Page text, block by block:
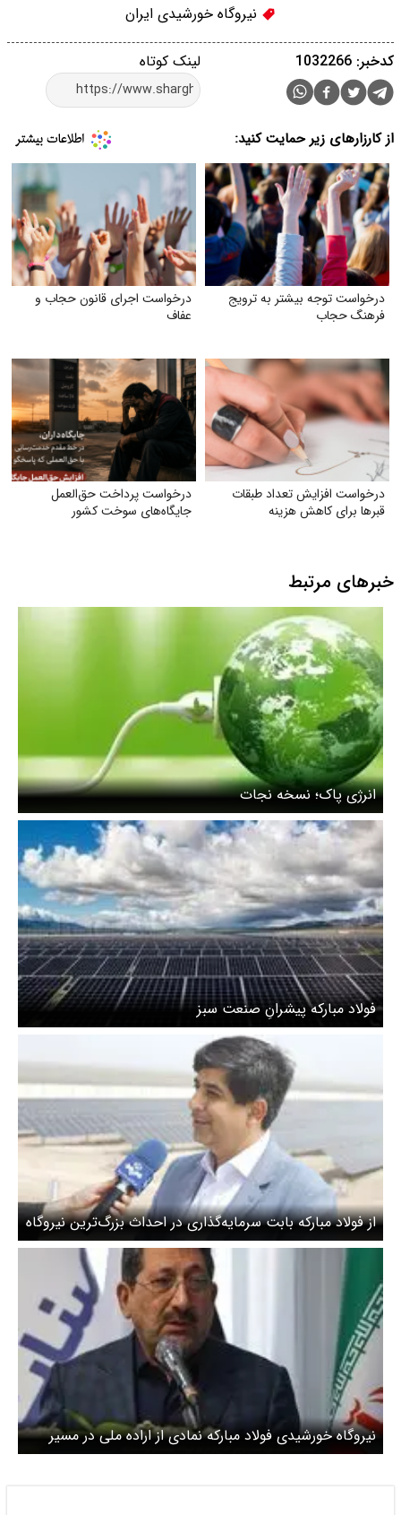
نیروگاه خورشیدی ایران
لینک کوتاه کدخبر: 1032266
از کارزارهای زیر حمایت کنید:
درخواست توجه بیشتر به ترویج
فرهنگ حجاب
درخواست اجرای قانون حجاب و
عفاف
درخواست افزایش تعداد طبقات
قبر‌ها برای کاهش هزینه
درخواست پرداخت حق‌العمل
جایگاه‌های سوخت کشور
خبرهای مرتبط
انرژی پاک؛ نسخه نجات
فولاد مبارکه پیشرانِ صنعت سبز
از فولاد مبارکه بابت سرمایه‌گذاری در احداث بزرگ‌ترین نیروگاه
متمرکز خورشیدی ایران قدردانی می‌کنیم
نیروگاه خورشیدی فولاد مبارکه نمادی از اراده ملی در مسیر
توسعه پایدار و بهره‌گیری از انرژی‌های پاک است